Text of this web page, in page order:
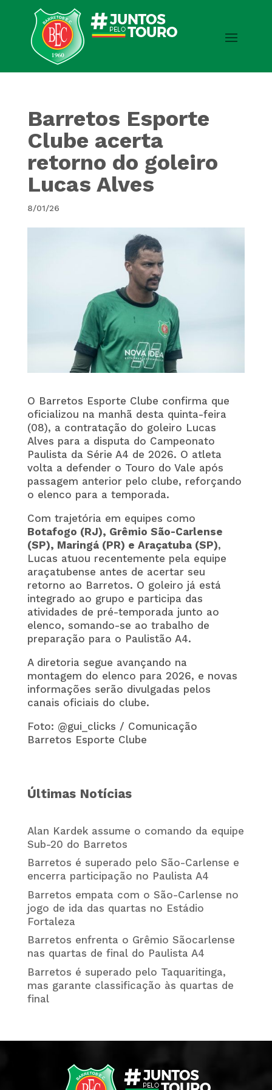
Barretos Esporte
Clube acerta
retorno do goleiro
Lucas Alves
8/01/26
O Barretos Esporte Clube confirma que
oficializou na manhã desta quinta-feira
(08), a contratação do goleiro Lucas
Alves para a disputa do Campeonato
Paulista da Série A4 de 2026. O atleta
volta a defender o Touro do Vale após
passagem anterior pelo clube, reforçando
o elenco para a temporada.
Com trajetória em equipes como
Botafogo (RJ), Grêmio São-Carlense
(SP), Maringá (PR) e Araçatuba (SP),
Lucas atuou recentemente pela equipe
araçatubense antes de acertar seu
retorno ao Barretos. O goleiro já está
integrado ao grupo e participa das
atividades de pré-temporada junto ao
elenco, somando-se ao trabalho de
preparação para o Paulistão A4.
A diretoria segue avançando na
montagem do elenco para 2026, e novas
informações serão divulgadas pelos
canais oficiais do clube.
Foto: @gui_clicks / Comunicação
Barretos Esporte Clube
Últimas Notícias
Alan Kardek assume o comando da equipe
Sub-20 do Barretos
Barretos é superado pelo São-Carlense e
encerra participação no Paulista A4
Barretos empata com o São-Carlense no
jogo de ida das quartas no Estádio
Fortaleza
Barretos enfrenta o Grêmio Sãocarlense
nas quartas de final do Paulista A4
Barretos é superado pelo Taquaritinga,
mas garante classificação às quartas de
final